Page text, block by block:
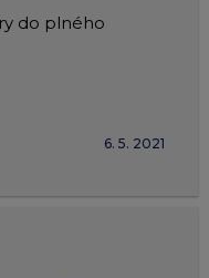
do plného
6. 5. 2021